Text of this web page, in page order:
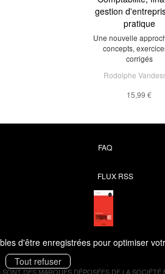
d'être enregistrées pour optimiser
Tout refuser
gestion
pratique
Une nouvelle
concepts,
corrigés
Rodolphe
15,99 €
FAQ
FLUX RSS
SONT DES MARQUES DÉPOSÉES DE LA SOCIÉTÉ